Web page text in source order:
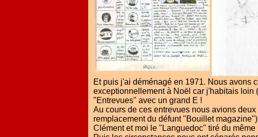
Et puis j'ai déménagé en 1971. Nous avons
exceptionnellement à Noël car j'habitais
"Entrevues" avec un grand E !
Au cours de ces entrevues nous avions
remplacement du défunt "Bouillet
Clément et moi le "Languedoc" tiré du